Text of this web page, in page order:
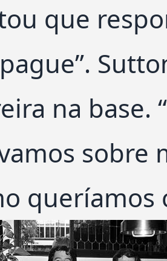
que
na base.
sobre
queríamos